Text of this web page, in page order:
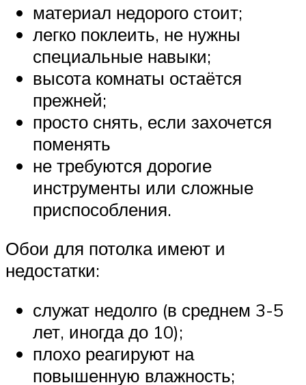
материал недорого стоит;
легко поклеить, не нужны
специальные навыки;
высота комнаты остаётся
прежней;
просто снять, если захочется
поменять
не требуются дорогие
инструменты или сложные
приспособления.
Обои для потолка имеют и
недостатки:
служат недолго (в среднем 3-5
лет, иногда до 10);
плохо реагируют на
повышенную влажность;